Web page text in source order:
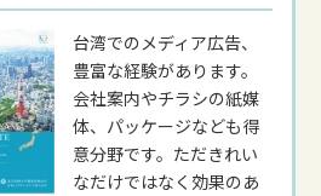
台湾でのメディア広告、
豊富な経験があります。
会社案内やチラシの紙媒
体、パッケージなども得
意分野です。ただきれい
なだけではなく効果のあ